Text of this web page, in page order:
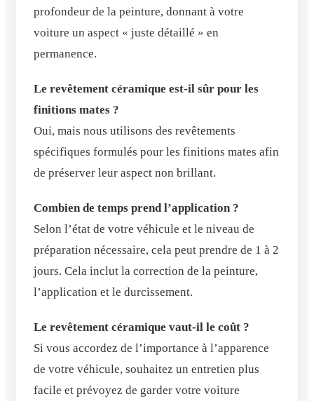
profondeur de la peinture, donnant à votre
voiture un aspect « juste détaillé » en
permanence.
Le revêtement céramique est-il sûr pour les
finitions mates ?
Oui, mais nous utilisons des revêtements
spécifiques formulés pour les finitions mates afin
de préserver leur aspect non brillant.
Combien de temps prend l’application ?
Selon l’état de votre véhicule et le niveau de
préparation nécessaire, cela peut prendre de 1 à 2
jours. Cela inclut la correction de la peinture,
l’application et le durcissement.
Le revêtement céramique vaut-il le coût ?
Si vous accordez de l’importance à l’apparence
de votre véhicule, souhaitez un entretien plus
facile et prévoyez de garder votre voiture